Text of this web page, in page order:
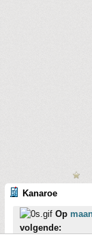
Kanaroe
Op
volgende: